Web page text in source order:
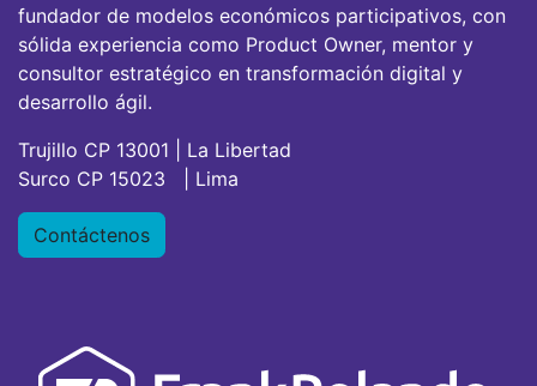
fundador de modelos económicos participativos, con
sólida experiencia como Product Owner, mentor y
consultor estratégico en transformación digital y
desarrollo ágil.
Trujillo CP 13001 | La Libertad
Surco CP 15023 | Lima
Contáctenos